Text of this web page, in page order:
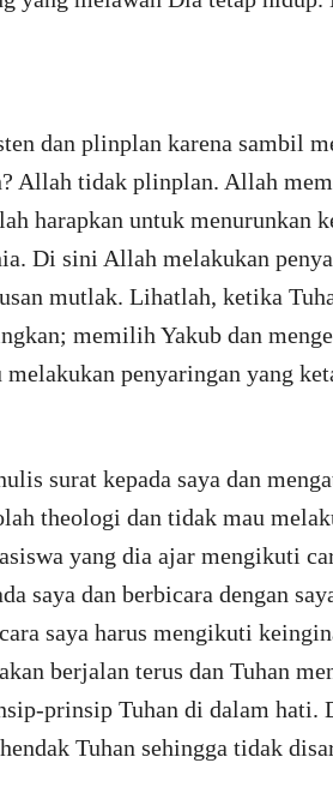
dan plinplan karena sambil
Allah tidak plinplan. Allah
harapkan untuk menurunkan
Di sini Allah melakukan
mutlak. Lihatlah, ketika
memilih Yakub dan
melakukan penyaringan yang
surat kepada saya dan
theologi dan tidak mau
yang dia ajar mengikuti
saya dan berbicara dengan
saya harus mengikuti
berjalan terus dan Tuhan
prinsip Tuhan di dalam hati.
Tuhan sehingga tidak